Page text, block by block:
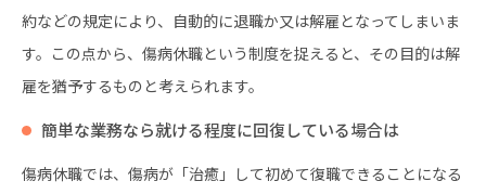
約などの規定により、自動的に退職か又は解雇となってしまいま
す。この点から、傷病休職という制度を捉えると、その目的は解
雇を猶予するものと考えられます。
簡単な業務なら就ける程度に回復している場合は
傷病休職では、傷病が「治癒」して初めて復職できることになる